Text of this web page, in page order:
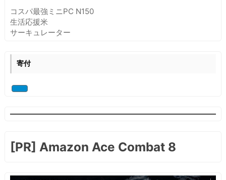
コスパ最強ミニPC N150
生活応援米
サーキュレーター
寄付
[PR] Amazon Ace Combat 8